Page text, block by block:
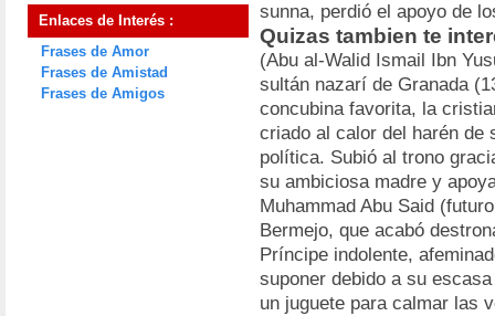
Enlaces de Interés :
Frases de Amor
Frases de Amistad
Frases de Amigos
sunna, perdió el apoyo de
Quizas tambien te
(Abu al-Walid Ismail Ibn
sultán nazarí de Granada
concubina favorita, la
criado al calor del harén de
política. Subió al trono
su ambiciosa madre y
Muhammad Abu Said
Bermejo, que acabó
Príncipe indolente,
suponer debido a su
un juguete para calmar las